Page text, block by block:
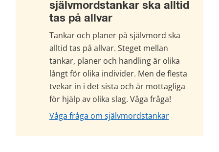
självmordstankar ska alltid
tas på allvar
Tankar och planer på självmord ska
alltid tas på allvar. Steget mellan
tankar, planer och handling är olika
långt för olika individer. Men de flesta
tvekar in i det sista och är mottagliga
för hjälp av olika slag. Våga fråga!
Våga fråga om självmordstankar